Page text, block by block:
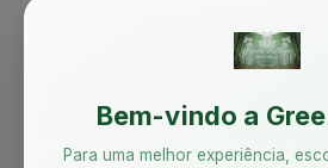
Bem-vindo a
Para uma melhor experiência,